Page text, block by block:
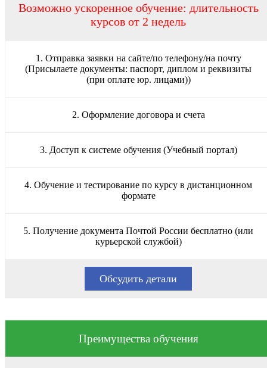
Возможно ускоренное обучение: длительность
курсов от 2 недель
1. Отправка заявки на сайте/по телефону/на почту
(Присылаете документы: паспорт, диплом и реквизиты
(при оплате юр. лицами))
2. Оформление договора и счета
3. Доступ к системе обучения (Учебный портал)
4. Обучение и тестирование по курсу в дистанционном
формате
5. Получение документа Почтой России бесплатно (или
курьерской службой)
Обсудить детали
Преимущества обучения